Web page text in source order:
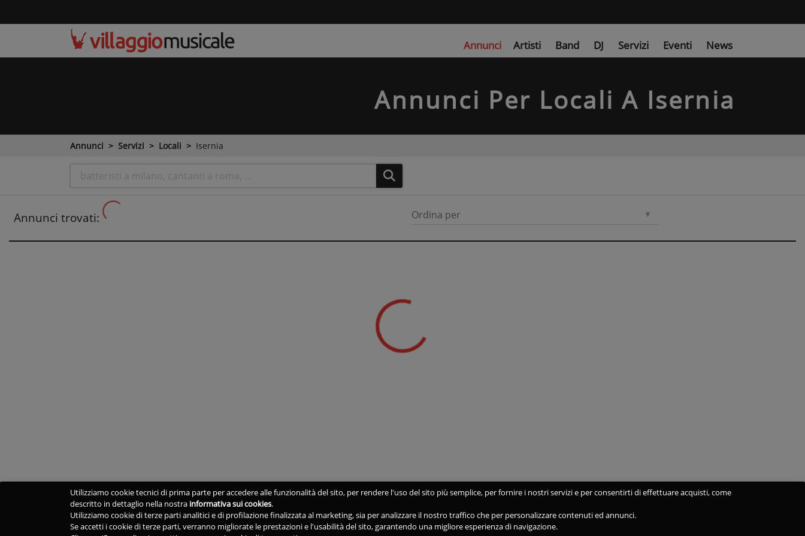
Annunci Artisti Band DJ Servizi Eventi News
Annunci Per Locali A Isernia
Annunci Servizi Locali Isernia
Annunci trovati: Ordina per
Utilizziamo cookie tecnici di prima parte per accedere alle funzionalità del sito, per rendere l'uso del sito più semplice, per fornire i nostri servizi e per consentirti di effettuare acquisti, come
descritto in dettaglio nella nostra informativa sui cookies.
Utilizziamo cookie di terze parti analitici e di profilazione finalizzata al marketing, sia per analizzare il nostro traffico che per personalizzare contenuti ed annunci.
Se accetti i cookie di terze parti, verranno migliorate le prestazioni e l'usabilità del sito, garantendo una migliore esperienza di navigazione.